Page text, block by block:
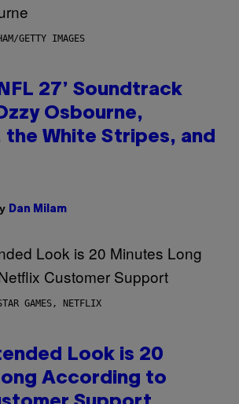
GETTY IMAGES
27’ Soundtrack
Osbourne,
the White Stripes, and
Dan Milam
GAMES, NETFLIX
Look is 20
According to